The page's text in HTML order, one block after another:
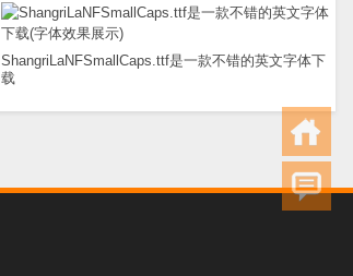
ShangriLaNFSmallCaps.ttf是一款不错的英文字体下
载